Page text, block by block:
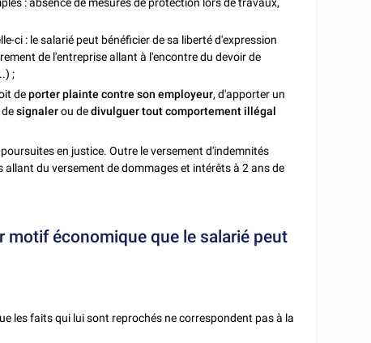
ci : le salarié peut bénéficier de sa liberté d'expression
de l'entreprise allant à l'encontre du devoir de
;
deporter plainte contre son employeur, d'apporter un
signalerou dedivulguer tout comportement illégal
en justice. Outre le versement d'indemnités
du versement de dommages et intérêts à 2 ans de
économique que le salarié peut
les faits qui lui sont reprochés ne correspondent pas à la